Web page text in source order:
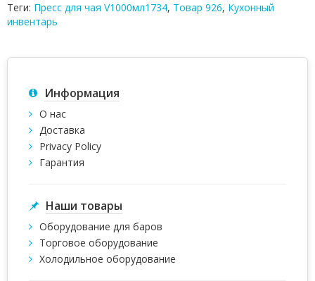
Теги: Пресс для чая V1000мл1734, Товар 926, Кухонный
инвентарь
Информация
О нас
Доставка
Privacy Policy
Гарантия
Наши товары
Оборудование для баров
Торговое оборудование
Холодильное оборудование